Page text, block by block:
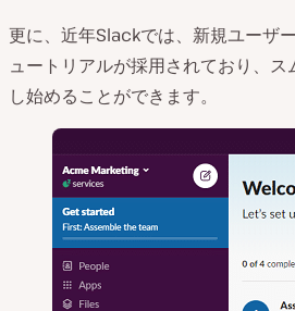
更に、近年Slackでは、新規ユーザ
ュートリアルが採用されており、
し始めることができます。